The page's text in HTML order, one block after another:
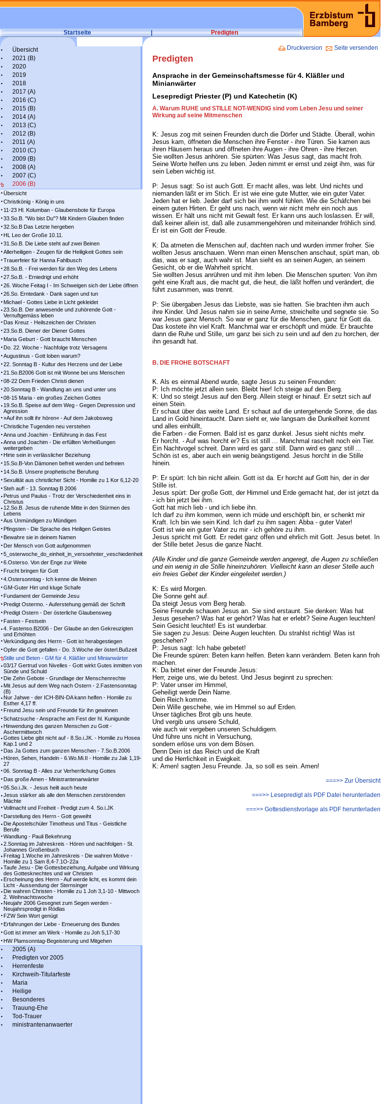
Startseite | Predigten
Übersicht
2021 (B)
2020
2019
2018
2017 (A)
2016 (C)
2015 (B)
2014 (A)
2013 (C)
2012 (B)
2011 (A)
2010 (C)
2009 (B)
2008 (A)
2007 (C)
2006 (B)
Übersicht
Christkönig - König in uns
11-23 Hl. Kolumban - Glaubensbote für Europa
33.So.B. "Wo bist Du"? Mit Kindern Glauben finden
32.So.B Das Letzte hergeben
HL Leo der Große 10.11.
31.So.B. Die Liebe steht auf zwei Beinen
Allerheiligen - Zeugen für die Heiligkeit Gottes sein
Trauerfeier für Hanna Fahlbusch
28.So.B. - Frei werden für den Weg des Lebens
27.So.B. - Erniedrigt und erhöht
26. Woche Feitag I - Im Schweigen sich der Liebe öffnen
26.So. Erntedank - Dank sagen und tun
Michael - Gottes Liebe in Licht gekleidet
23.So.B. Der anwesende und zuhörende Gott -
Vernuftgemäss leben
Das Kreuz - Heilszeichen der Christen
23.So.B. Diener der Diener Gottes
Maria Geburt - Gott braucht Menschen
Do. 22. Woche - Nachfolge trotz Versagens
Augustinus - Gott loben warum?
22. Sonntag B - Kultur des Herzens und der Liebe
21.So.B2006 Gott ist mit Wonne bei uns Menschen
08-22 Dem Frieden Christi dienen
20.Sonntag B - Wandlung an uns und unter uns
08-15 Maria - ein großes Zeichen Gottes
19.So.B. Speise auf dem Weg - Gegen Depression und
Agression
»Auf ihn sollt ihr hören« - Auf dem Jakobsweg
Christliche Tugenden neu verstehen
Anna und Joachim - Einführung in das Fest
Anna und Joachim - Die erfüllten Verheißungen
weitergeben
Hirte sein in verlässlicher Beziehung
15.So.B-Von Dämonen befreit werden und befreien
14.So.B. Unsere prophetische Berufung
Sexulität aus christlicher Sicht - Homilie zu 1 Kor 6,12-20
Steh auf! - 13. Sonntag B 2006
Petrus und Paulus - Trotz der Verschiedenheit eins in
Christus
12.So.B. Jesus die ruhende Mitte in den Stürmen des
Lebens
Aus Unmündigen zu Mündigen
Pfingsten - Die Sprache des Heiligen Geistes
Bewahre sie in deinem Namen
Der Mensch von Gott aufgenommen
5_osterwoche_do_einheit_in_versoehnter_veschiedenheit
6.Osterso. Von der Enge zur Weite
Frucht bringen für Gott
4.Ostersonntag - Ich kenne die Meinen
GM-Guter Hirt und kluge Schafe
Fundament der Gemeinde Jesu
Predigt Ostermo. - Auferstehung gemäß der Schrift
Predigt Ostern - Der österliche Glaubensweg
Fasten - Festsein
4. Fastenso.B2006 - Der Glaube an den Gekreuzigten
und Erhöhten
Verkündigung des Herrn - Gott ist herabgestiegen
Opfer die Gott gefallen - Do. 3.Woche der österl.Bußzeit
Stille und Beten - GM für 4. Kläßler und Minianwärter
03/17 Gertrud von Nivelles - Gott wirkt Gutes inmitten von
Sünde und Schuld
Die Zehn Gebote - Grundlage der Menschenrechte
Mit Jesus auf dem Weg nach Ostern - 2.Fastensonntag
(B)
Nur Jahwe - der ICH-BIN-DA kann helfen - Homilie zu
Esther 4,17 ff.
Freund Jesu sein und Freunde für ihn gewinnen
Schatzsuche - Ansprache am Fest der hl. Kunigunde
Hinwendung des ganzen Menschen zu Gott -
Aschermittwoch
Gottes Liebe gibt nicht auf - 8.So.i.JK. - Homilie zu Hosea
Kap.1 und 2
Das Ja Gottes zum ganzen Menschen - 7.So.B.2006
Hören, Sehen, Handeln - 6.Wo.Mi.II - Homilie zu Jak 1,19-
27
06. Sonntag B - Alles zur Verherrlichung Gottes
Das große Amen - Ministrantenanwärter
05.So.i.Jk. - Jesus heilt auch heute
Jesus stärker als alle den Menschen zerstörenden
Mächte
Vollmacht und Freiheit - Predigt zum 4. So.i.JK
Darstellung des Herrn - Gott geweiht
Die Apostelschüler Timotheus und Titus - Geistliche
Berufe
Wandlung - Pauli Bekehrung
2.Sonntag im Jahreskreis - Hören und nachfolgen - St.
Johannes Großenbuch
Freitag 1.Woche im Jahreskreis - Die wahren Motive -
Homilie zu 1 Sam 8,4-7.1O-22a
Taufe Jesu - Die Gottesbeziehung, Aufgabe und Wirkung
des Gottesknechtes und wir Christen
Erscheinung des Herrn - Auf werde licht, es kommt dein
Licht - Aussendung der Sternsinger
Die wahren Christen - Homilie zu 1 Joh 3,1-10 - Mittwoch
2. Weihnachtswoche
Neujahr 2006 Gesegnet zum Segen werden -
Neujahrspredigt in Rödlas
FZW Sein Wort genügt
Erfahrungen der Liebe - Erneuerung des Bundes
Gott ist immer am Werk - Homilie zu Joh 5,17-30
HW Plamsonntag-Begeisterung und Mitgehen
2005 (A)
Predigten vor 2005
Herrenfeste
Kirchweih-Titularfeste
Maria
Heilige
Besonderes
Trauung-Ehe
Tod-Trauer
ministrantenanwaerter
Druckversion Seite versenden
Predigten
Ansprache in der Gemeinschaftsmesse für 4. Kläßler und
Minianwärter
Lesepredigt Priester (P) und Katechetin (K)
A. Warum RUHE und STILLE NOT-WENDIG sind vom Leben Jesu und seiner
Wirkung auf seine Mitmenschen
K: Jesus zog mit seinen Freunden durch die Dörfer und Städte. Überall, wohin
Jesus kam, öffneten die Menschen ihre Fenster - ihre Türen. Sie kamen aus
ihren Häusern heraus und öffneten ihre Augen - ihre Ohren - ihre Herzen.
Sie wollten Jesus anhören. Sie spürten: Was Jesus sagt, das macht froh.
Seine Worte helfen uns zu leben. Jeden nimmt er ernst und zeigt ihm, was für
sein Leben wichtig ist.
P: Jesus sagt: So ist auch Gott. Er macht alles, was lebt. Und nichts und
niemanden läßt er im Stich. Er ist wie eine gute Mutter, wie ein guter Vater.
Jeden hat er lieb. Jeder darf sich bei ihm wohl fühlen. Wie die Schäfchen bei
einem guten Hirten. Er geht uns nach, wenn wir nicht mehr ein noch aus
wissen. Er hält uns nicht mit Gewalt fest. Er kann uns auch loslassen. Er will,
daß keiner allein ist, daß alle zusammengehören und miteinander fröhlich sind.
Er ist ein Gott der Freude.
K: Da atmeten die Menschen auf, dachten nach und wurden immer froher. Sie
wollten Jesus anschauen. Wenn man einen Menschen anschaut, spürt man, ob
das, was er sagt, auch wahr ist. Man sieht es an seinen Augen, an seinem
Gesicht, ob er die Wahrheit spricht.
Sie wollten Jesus anrühren und mit ihm leben. Die Menschen spurten: Von ihm
geht eine Kraft aus, die macht gut, die heut, die läßt hoffen und verändert, die
führt zusammen, was trennt.
P: Sie übergaben Jesus das Liebste, was sie hatten. Sie brachten ihm auch
ihre Kinder. Und Jesus nahm sie in seine Arme, streichelte und segnete sie. So
war Jesus ganz Mensch. So war er ganz für die Menschen, ganz für Gott da.
Das kostete ihn viel Kraft. Manchmal war er erschöpft und müde. Er brauchte
dann die Ruhe und Stille, um ganz bei sich zu sein und auf den zu horchen, der
ihn gesandt hat.
B. DIE FROHE BOTSCHAFT
K. Als es einmal Abend wurde, sagte Jesus zu seinen Freunden:
P: Ich möchte jetzt allein sein. Bleibt hier! Ich steige auf den Berg.
K: Und so steigt Jesus auf den Berg. Allein steigt er hinauf. Er setzt sich auf
einen Stein.
Er schaut über das weite Land. Er schaut auf die untergehende Sonne, die das
Land in Gold hineintaucht. Dann sieht er, wie langsam die Dunkelheit kommt
und alles einhüllt,
die Farben - die Formen. Bald ist es ganz dunkel. Jesus sieht nichts mehr.
Er horcht. - Auf was horcht er? Es ist still ... Manchmal raschelt noch ein Tier.
Ein Nachtvogel schreit. Dann wird es ganz still. Dann wird es ganz still ...
Schön ist es, aber auch ein wenig beängstigend. Jesus horcht in die Stille
hinein.
P: Er spürt: Ich bin nicht allein. Gott ist da. Er horcht auf Gott hin, der in der
Stille ist.
Jesus spürt: Der große Gott, der Himmel und Erde gemacht hat, der ist jetzt da
- ich bin jetzt bei ihm.
Gott hat mich lieb - und ich liebe ihn.
Ich darf zu ihm kommen, wenn ich müde und erschöpft bin, er schenkt mir
Kraft. Ich bin wie sein Kind. Ich darf zu ihm sagen: Abba - guter Vater!
Gott ist wie ein guter Vater zu mir - ich gehöre zu ihm.
Jesus spricht mit Gott. Er redet ganz offen und ehrlich mit Gott. Jesus betet. In
der Stille betet Jesus die ganze Nacht.
(Alle Kinder und die ganze Gemeinde werden angeregt, die Augen zu schließen
und ein wenig in die Stille hineinzuhören. Vielleicht kann an dieser Stelle auch
ein freies Gebet der Kinder eingeleitet werden.)
K: Es wird Morgen.
Die Sonne geht auf.
Da steigt Jesus vom Berg herab.
Seine Freunde schauen Jesus an. Sie sind erstaunt. Sie denken: Was hat
Jesus gesehen? Was hat er gehört? Was hat er erlebt? Seine Augen leuchten!
Sein Gesicht leuchtet! Es ist wunderbar.
Sie sagen zu Jesus: Deine Augen leuchten. Du strahlst richtig! Was ist
geschehen?
P: Jesus sagt: Ich habe gebetet!
Die Freunde spüren: Beten kann helfen. Beten kann verändern. Beten kann froh
machen.
K: Da bittet einer der Freunde Jesus:
Herr, zeige uns, wie du betest. Und Jesus beginnt zu sprechen:
P: Vater unser im Himmel,
Geheiligt werde Dein Name.
Dein Reich komme.
Dein Wille geschehe, wie im Himmel so auf Erden.
Unser tägliches Brot gib uns heute.
Und vergib uns unsere Schuld,
wie auch wir vergeben unseren Schuldigern.
Und führe uns nicht in Versuchung,
sondern erlöse uns von dem Bösen.
Denn Dein ist das Reich und die Kraft
und die Herrlichkeit in Ewigkeit.
K: Amen! sagten Jesu Freunde. Ja, so soll es sein. Amen!
===>> Zur Übersicht
===>> Lesepredigt als PDF Datei herunterladen
===>> Gottesdienstvorlage als PDF herunterladen